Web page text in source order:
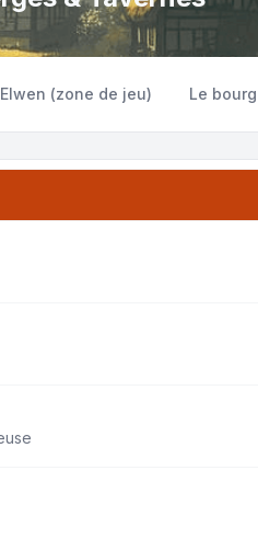
(zone de jeu) Le bourg